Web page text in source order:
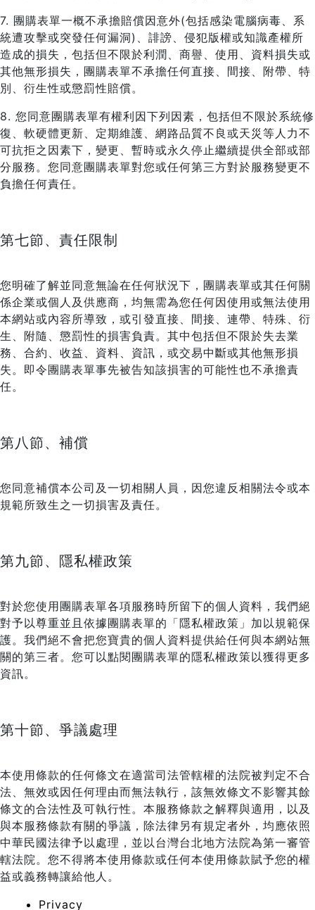
7. 團購表單一概不承擔賠償因意外(包括感染電腦病毒、系
統遭攻擊或突發任何漏洞)、誹謗、侵犯版權或知識產權所
造成的損失，包括但不限於利潤、商譽、使用、資料損失或
其他無形損失，團購表單不承擔任何直接、間接、附帶、特
別、衍生性或懲罰性賠償。
8. 您同意團購表單有權利因下列因素，包括但不限於系統修
復、軟硬體更新、定期維護、網路品質不良或天災等人力不
可抗拒之因素下，變更、暫時或永久停止繼續提供全部或部
分服務。您同意團購表單對您或任何第三方對於服務變更不
負擔任何責任。
第七節、責任限制
您明確了解並同意無論在任何狀況下，團購表單或其任何關
係企業或個人及供應商，均無需為您任何因使用或無法使用
本網站或內容所導致，或引發直接、間接、連帶、特殊、衍
生、附隨、懲罰性的損害負責。其中包括但不限於失去業
務、合約、收益、資料、資訊，或交易中斷或其他無形損
失。即令團購表單事先被告知該損害的可能性也不承擔責
任。
第八節、補償
您同意補償本公司及一切相關人員，因您違反相關法令或本
規範所致生之一切損害及責任。
第九節、隱私權政策
對於您使用團購表單各項服務時所留下的個人資料，我們絕
對予以尊重並且依據團購表單的「隱私權政策」加以規範保
護。我們絕不會把您寶貴的個人資料提供給任何與本網站無
關的第三者。您可以點閱團購表單的隱私權政策以獲得更多
資訊。
第十節、爭議處理
本使用條款的任何條文在適當司法管轄權的法院被判定不合
法、無效或因任何理由而無法執行，該無效條文不影響其餘
條文的合法性及可執行性。本服務條款之解釋與適用，以及
與本服務條款有關的爭議，除法律另有規定者外，均應依照
中華民國法律予以處理，並以台灣台北地方法院為第一審管
轄法院。您不得將本使用條款或任何本使用條款賦予您的權
益或義務轉讓給他人。
Privacy